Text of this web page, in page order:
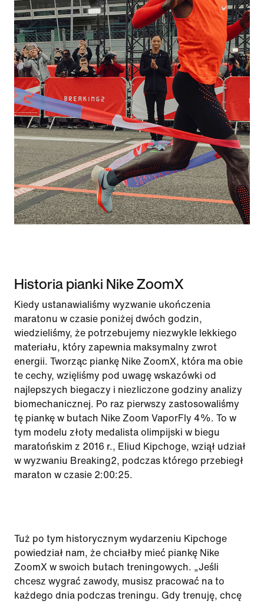
Historia pianki Nike ZoomX
Kiedy ustanawialiśmy wyzwanie ukończenia
maratonu w czasie poniżej dwóch godzin,
wiedzieliśmy, że potrzebujemy niezwykle lekkiego
materiału, który zapewnia maksymalny zwrot
energii. Tworząc piankę Nike ZoomX, która ma obie
te cechy, wzięliśmy pod uwagę wskazówki od
najlepszych biegaczy i niezliczone godziny analizy
biomechanicznej. Po raz pierwszy zastosowaliśmy
tę piankę w butach Nike Zoom VaporFly 4%. To w
tym modelu złoty medalista olimpijski w biegu
maratońskim z 2016 r., Eliud Kipchoge, wziął udział
w wyzwaniu Breaking2, podczas którego przebiegł
maraton w czasie 2:00:25.
Tuż po tym historycznym wydarzeniu Kipchoge
powiedział nam, że chciałby mieć piankę Nike
ZoomX w swoich butach treningowych. „Jeśli
chcesz wygrać zawody, musisz pracować na to
każdego dnia podczas treningu. Gdy trenuję, chcę